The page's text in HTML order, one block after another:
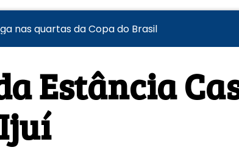
passagem de tornado em Pedro Osório
com desafios no combate à violência
nas quartas da Copa do Brasil
Estância